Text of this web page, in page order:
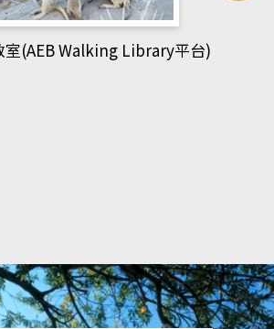
網管人(kono平台)